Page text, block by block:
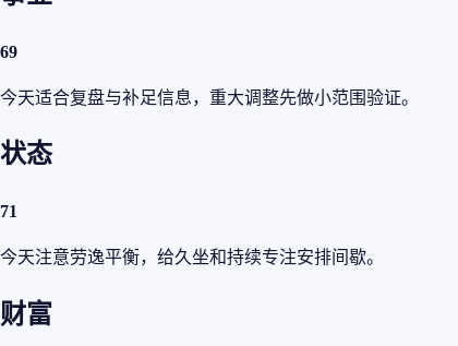
69
今天适合复盘与补足信息，重大调整先做小范围验证。
状态
71
今天注意劳逸平衡，给久坐和持续专注安排间歇。
财富